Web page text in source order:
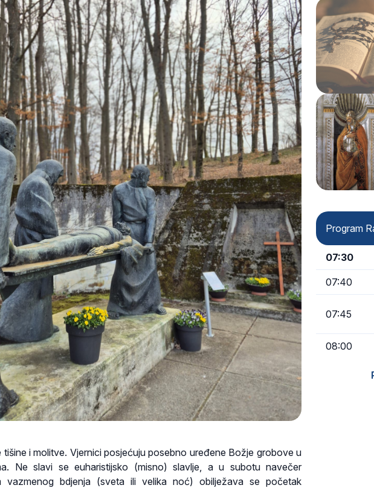
tišine i molitve. Vjernici posjećuju posebno uređene Božje grobove u
Ne slavi se euharistijsko (misno) slavlje, a u subotu navečer
vazmenog bdjenja (sveta ili velika noć) obilježava se početak
Program
07:30
07:40
07:45
08:00